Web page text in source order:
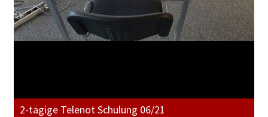
2-tägige Telenot Schulung 06/21